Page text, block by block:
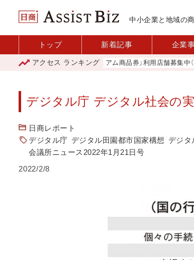
中小企業と地域の商
トップ 新着記事 企業
アクセス ランキング
「青森市プレミアム商品券」利用店舗募集中（青森
デジタル庁 デジタル社会の
日商レポート
デジタル庁 デジタル田園都市国家構想 デジタ
会議所ニュース2022年1月21日号
2022/2/8